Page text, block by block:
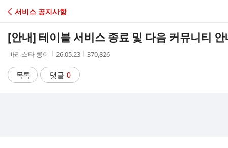
C
A
서비스 공지사항
[안내] 테이블 서비스 종료 및 다음 커뮤니티 안
작
자
바리스타 콩이
작
시
간
26.05.23
조
370,826
목록 댓글 0